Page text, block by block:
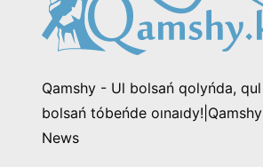
Qamshy - Ul bolsań qolyńda, qul
bolsań tóbeńde oınaıdy!|Qamshy
News